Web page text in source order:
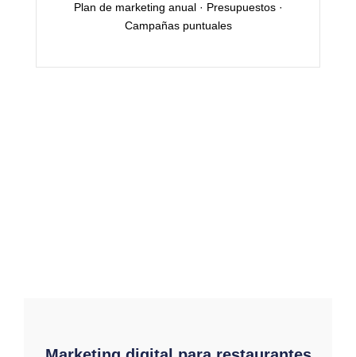
Plan de marketing anual · Presupuestos ·
Campañas puntuales